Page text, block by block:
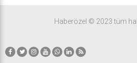
Haberözel © 2023 tüm